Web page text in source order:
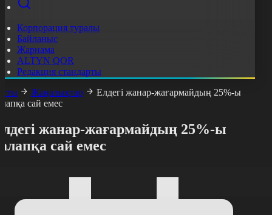
Корпорация туралы
Байланыс
Жарнама
ALTYN QOR
Редакция стандарты
Жаңалықтар
Елдегі жанар-жағармайдың 25%-ы
сай емес
жанар-жағармайдың 25%-ы
сай емес